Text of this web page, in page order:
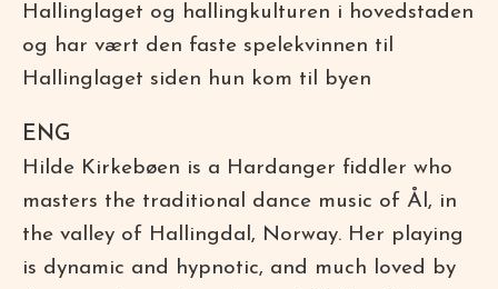
Hallinglaget og hallingkulturen i hovedstaden
og har vært den faste spelekvinnen til
Hallinglaget siden hun kom til byen
ENG
Hilde Kirkebøen is a Hardanger fiddler who
masters the traditional dance music of Ål, in
the valley of Hallingdal, Norway. Her playing
is dynamic and hypnotic, and much loved by